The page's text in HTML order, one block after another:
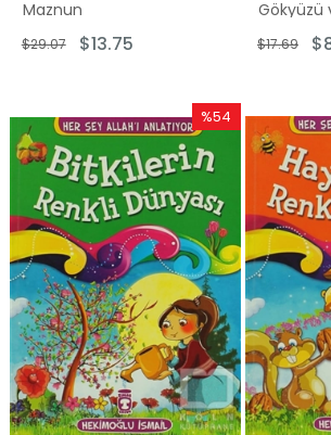
Maznun
$13.75
$29.07
Gökyüzü
$17.69
%54
İndirim
%54İndirim